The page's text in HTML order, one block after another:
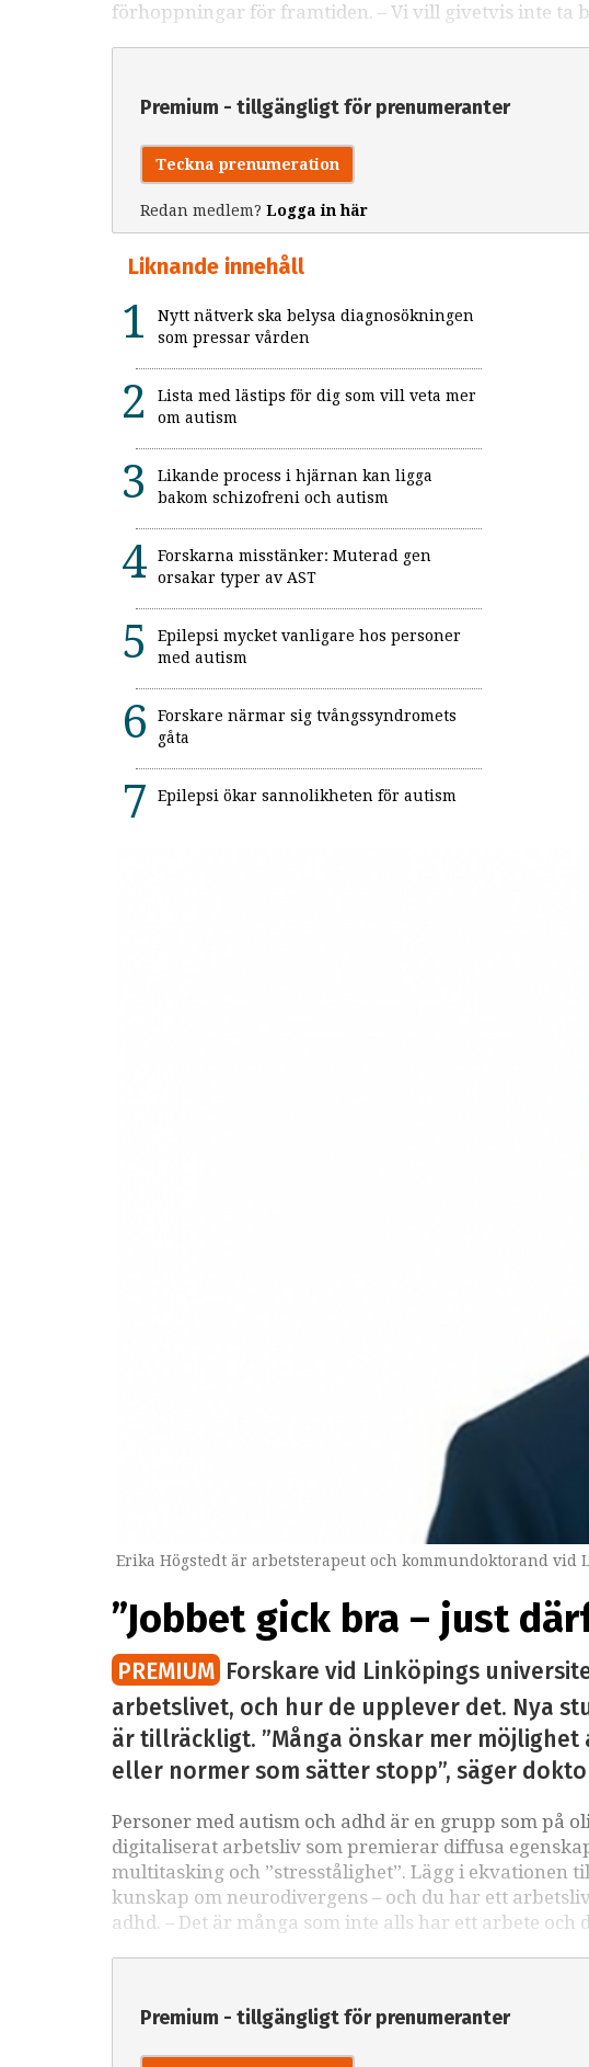
förhoppningar för framtiden. – Vi vill givetvis inte ta
Premium - tillgängligt för prenumeranter
Teckna prenumeration
Redan medlem? Logga in här
Liknande innehåll
Nytt nätverk ska belysa diagnosökningen
som pressar vården
Lista med lästips för dig som vill veta mer
om autism
Likande process i hjärnan kan ligga
bakom schizofreni och autism
Forskarna misstänker: Muterad gen
orsakar typer av AST
Epilepsi mycket vanligare hos personer
med autism
Forskare närmar sig tvångssyndromets
gåta
Epilepsi ökar sannolikheten för autism
Erika Högstedt är arbetsterapeut och kommundoktorand vid
”Jobbet gick bra – just
PREMIUM Forskare vid Linköpings
arbetslivet, och hur de upplever det. Nya
är tillräckligt. ”Många önskar mer
eller normer som sätter stopp”, säger
Personer med autism och adhd är en grupp som på
digitaliserat arbetsliv som premierar diffusa
multitasking och ”stresstålighet”. Lägg i ekvationen
kunskap om neurodivergens – och du har ett
adhd. – Det är många som inte alls har ett arbete och
Premium - tillgängligt för prenumeranter